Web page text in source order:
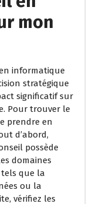
mon
informatique
stratégique
significatif sur
Pour trouver le
prendre en
d’abord,
possède
domaines
que la
ou la
vérifiez les